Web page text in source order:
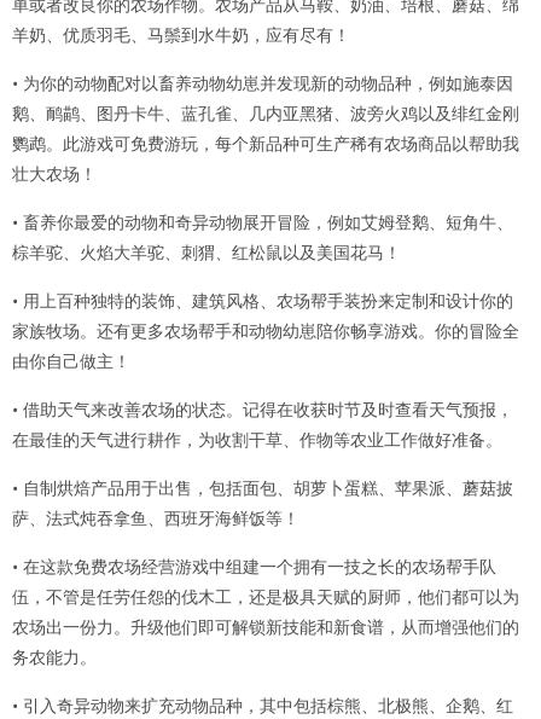
羊奶、优质羽毛、马鬃到水牛奶，应有尽有！
• 为你的动物配对以畜养动物幼崽并发现新的动物品种，例如施泰因
鹅、鸸鹋、图丹卡牛、蓝孔雀、几内亚黑猪、波旁火鸡以及绯红金刚
鹦鹉。此游戏可免费游玩，每个新品种可生产稀有农场商品以帮助我
壮大农场！
• 畜养你最爱的动物和奇异动物展开冒险，例如艾姆登鹅、短角牛、
棕羊驼、火焰大羊驼、刺猬、红松鼠以及美国花马！
• 用上百种独特的装饰、建筑风格、农场帮手装扮来定制和设计你的
家族牧场。还有更多农场帮手和动物幼崽陪你畅享游戏。你的冒险全
由你自己做主！
• 借助天气来改善农场的状态。记得在收获时节及时查看天气预报，
在最佳的天气进行耕作，为收割干草、作物等农业工作做好准备。
• 自制烘焙产品用于出售，包括面包、胡萝卜蛋糕、苹果派、蘑菇披
萨、法式炖吞拿鱼、西班牙海鲜饭等！
• 在这款免费农场经营游戏中组建一个拥有一技之长的农场帮手队
伍，不管是任劳任怨的伐木工，还是极具天赋的厨师，他们都可以为
农场出一份力。升级他们即可解锁新技能和新食谱，从而增强他们的
务农能力。
• 引入奇异动物来扩充动物品种，其中包括棕熊、北极熊、企鹅、红